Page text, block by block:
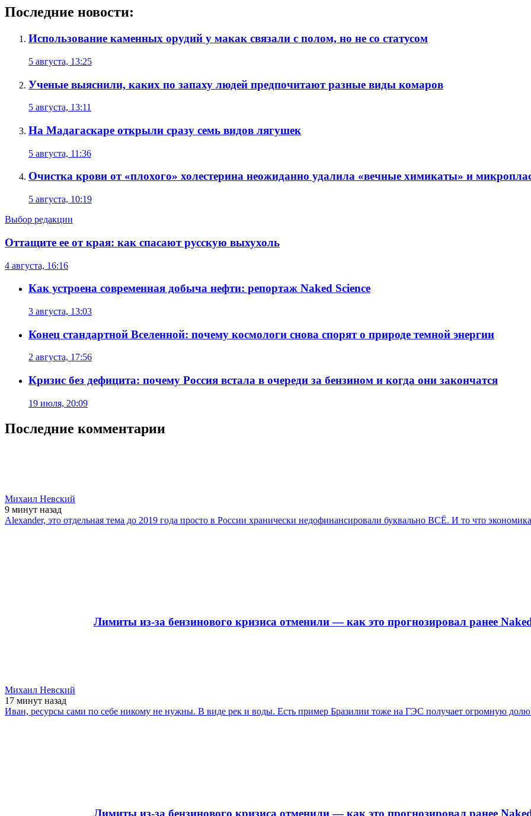
Последние новости:
Использование каменных орудий у макак связали с полом, но не со статусом
5 августа, 13:25
Ученые выяснили, каких по запаху людей предпочитают разные виды комаров
5 августа, 13:11
На Мадагаскаре открыли сразу семь видов лягушек
5 августа, 11:36
Очистка крови от «плохого» холестерина неожиданно удалила «вечные химикаты» и
5 августа, 10:19
Выбор редакции
Оттащите ее от края: как спасают русскую выхухоль
4 августа, 16:16
Как устроена современная добыча нефти: репортаж Naked Science
3 августа, 13:03
Конец стандартной Вселенной: почему космологи снова спорят о природе темной энергии
2 августа, 17:56
Кризис без дефицита: почему Россия встала в очереди за бензином и когда они закончатся
19 июля, 20:09
Последние комментарии
Михаил Невский
9 минут назад
Alexander, это отдельная тема до 2019 года просто в России хранически недофинансировали буквально ВСЁ. И то что
Лимиты из-за бензинового кризиса отменили — как это прогнозировал ранее
Михаил Невский
17 минут назад
Иван, ресурсы сами по себе никому не нужны. В виде рек и воды. Есть пример Бразилии тоже на ГЭС получает огромную долю
Лимиты из-за бензинового кризиса отменили — как это прогнозировал ранее